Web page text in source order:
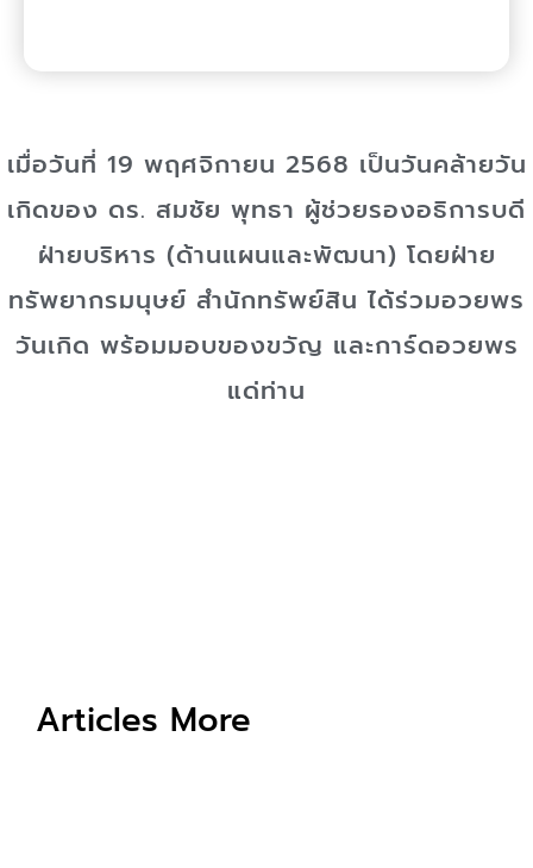
เมื่อวันที่ 19 พฤศจิกายน 2568 เป็นวันคล้ายวัน
เกิดของ ดร. สมชัย พุทธา ผู้ช่วยรองอธิการบดี
ฝ่ายบริหาร (ด้านแผนและพัฒนา) โดยฝ่าย
ทรัพยากรมนุษย์ สำนักทรัพย์สิน ได้ร่วมอวยพร
วันเกิด พร้อมมอบของขวัญ และการ์ดอวยพร
แด่ท่าน
Articles More